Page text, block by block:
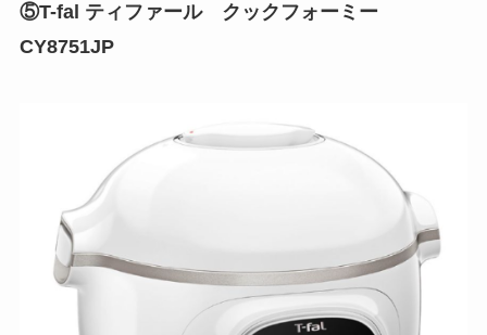
⑤T-fal ティファール クックフォーミー
CY8751JP